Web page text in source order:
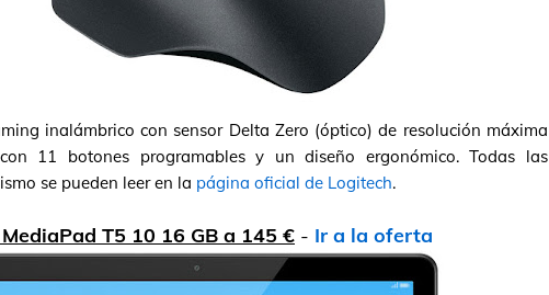
inalámbrico con sensor Delta Zero (óptico) de resolución máxima
11 botones programables y un diseño ergonómico. Todas las
se pueden leer en la página oficial de Logitech.
T5 10 16 GB a 145 € - Ir a la oferta